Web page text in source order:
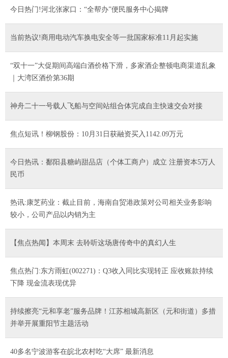
今日热门!河北张家口：“全帮办”便民服务中心揭牌
当前热议!商用电动汽车换电安全等一批国家标准11月起实施
“双十一”大促期间高端白酒价格下滑，多家酒企整顿电商渠道乱象
｜大湾区酒价第36期
神舟二十一号载人飞船与空间站组合体完成自主快速交会对接
焦点短讯！柳钢股份：10月31日获融资买入1142.09万元
今日热讯：鄱阳县糖屿甜品店（个体工商户）成立 注册资本5万人
民币
热讯:康芝药业：截止目前，海南自贸港政策对公司相关业务影响
较小，公司产品以内销为主
【焦点热闻】本周末 去聆听这场唐传奇中的真幻人生
焦点热门:东方雨虹(002271)：Q3收入同比实现转正 应收账款持续
下降 现金流表现优异
持续擦亮“元和享老”服务品牌！江苏相城高新区（元和街道）多措
并举开展重阳节主题活动
40多名宁波游客在皖北农村吃“大席” 最新消息